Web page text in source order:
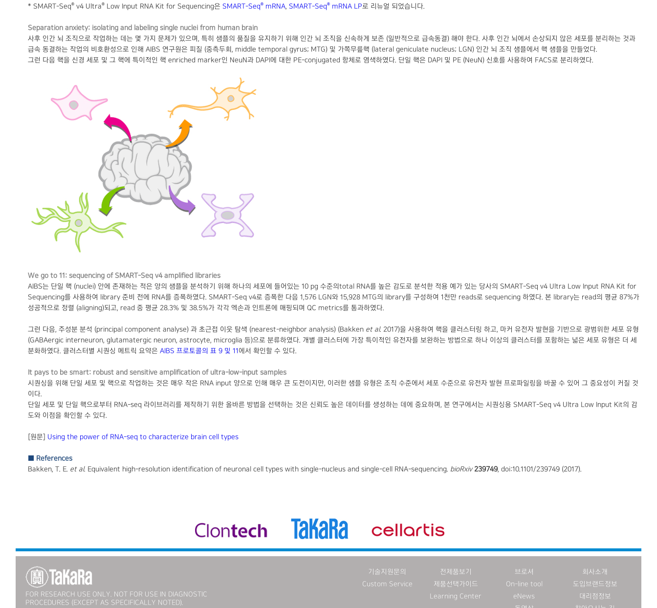
* SMART-Seq® v4 Ultra® Low Input RNA Kit for Sequencing은 SMART-Seq® mRNA, SMART-Seq® mRNA LP로 리뉴얼 되었습니다.
Separation anxiety: isolating and labeling single nuclei from human brain
사후 인간 뇌 조직으로 작업하는 데는 몇 가지 문제가 있으며, 특히 샘플의 품질을 유지하기 위해 인간 뇌 조직을 신속하게 보존 (일반적으로 급속동결) 해야 한다. 사후 인간 뇌에서 손상되지 않은 세포를 분리하는 것과
급속 동결하는 작업의 비호환성으로 인해 AIBS 연구원은 피질 (중측두회, middle temporal gyrus; MTG) 및 가쪽무릎핵 (lateral geniculate nucleus; LGN) 인간 뇌 조직 샘플에서 핵 샘플을 만들었다.
그런 다음 핵을 신경 세포 및 그 핵에 특이적인 핵 enriched marker인 NeuN과 DAPI에 대한 PE-conjugated 항체로 염색하였다. 단일 핵은 DAPI 및 PE (NeuN) 신호를 사용하여 FACS로 분리하였다.
We go to 11: sequencing of SMART-Seq v4 amplified libraries
AIBS는 단일 핵 (nuclei) 안에 존재하는 적은 양의 샘플을 분석하기 위해 하나의 세포에 들어있는 10 pg 수준의total RNA를 높은 감도로 분석한 적용 예가 있는 당사의 SMART-Seq v4 Ultra Low Input RNA Kit for
Sequencing를 사용하여 library 준비 전에 RNA를 증폭하였다. SMART-Seq v4로 증폭한 다음 1,576 LGN와 15,928 MTG의 library를 구성하여 1천만 reads로 sequencing 하였다. 본 library는 read의 평균 87%가
성공적으로 정렬 (aligning)되고, read 중 평균 28.3% 및 38.5%가 각각 엑손과 인트론에 매핑되며 QC metrics를 통과하였다.
그런 다음, 주성분 분석 (principal component analyse) 과 초근접 이웃 탐색 (nearest-neighbor analysis) (Bakken et al. 2017)을 사용하여 핵을 클러스터링 하고, 마커 유전자 발현을 기반으로 광범위한 세포 유형
(GABAergic interneuron, glutamatergic neuron, astrocyte, microglia 등)으로 분류하였다. 개별 클러스터에 가장 특이적인 유전자를 보완하는 방법으로 하나 이상의 클러스터를 포함하는 넓은 세포 유형은 더 세
분화하였다. 클러스터별 시퀀싱 메트릭 요약은 AIBS 프로토콜의 표 9 및 11에서 확인할 수 있다.
It pays to be smart: robust and sensitive amplification of ultra-low-input samples
시퀀싱을 위해 단일 세포 및 핵으로 작업하는 것은 매우 작은 RNA input 양으로 인해 매우 큰 도전이지만, 이러한 샘플 유형은 조직 수준에서 세포 수준으로 유전자 발현 프로파일링을 바꿀 수 있어 그 중요성이 커질 것
이다.
단일 세포 및 단일 핵으로부터 RNA-seq 라이브러리를 제작하기 위한 올바른 방법을 선택하는 것은 신뢰도 높은 데이터를 생성하는 데에 중요하며, 본 연구에서는 시퀀싱용 SMART-Seq v4 Ultra Low Input Kit의 감
도와 이점을 확인할 수 있다.
[원문] Using the power of RNA-seq to characterize brain cell types
■ References
Bakken, T. E. et al. Equivalent high-resolution identification of neuronal cell types with single-nucleus and single-cell RNA-sequencing. bioRxiv 239749, doi:10.1101/239749 (2017).
FOR RESEARCH USE ONLY. NOT FOR USE IN DIAGNOSTIC
PROCEDURES (EXCEPT AS SPECIFICALLY NOTED).
기술지원문의
Custom Service
전제품보기
제품선택가이드
Learning Center
브로셔
On-line tool
eNews
회사소개
도입브랜드정보
대리점정보